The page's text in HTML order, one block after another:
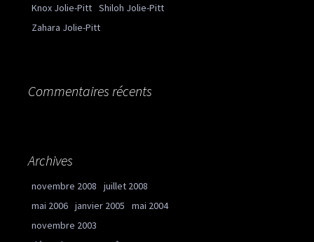
Knox Jolie-Pitt Shiloh Jolie-Pitt
Zahara Jolie-Pitt
Commentaires récents
Archives
novembre 2008
juillet 2008
mai 2006 janvier 2005
mai 2004
novembre 2003